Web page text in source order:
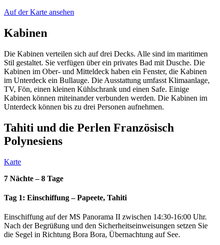
Auf der Karte ansehen
Kabinen
Die Kabinen verteilen sich auf drei Decks. Alle sind im maritimen
Stil gestaltet. Sie verfügen über ein privates Bad mit Dusche. Die
Kabinen im Ober- und Mitteldeck haben ein Fenster, die Kabinen
im Unterdeck ein Bullauge. Die Ausstattung umfasst Klimaanlage,
TV, Fön, einen kleinen Kühlschrank und einen Safe. Einige
Kabinen können miteinander verbunden werden. Die Kabinen im
Unterdeck können bis zu drei Personen aufnehmen.
Tahiti und die Perlen Französisch
Polynesiens
Karte
7 Nächte – 8 Tage
Tag 1: Einschiffung – Papeete, Tahiti
Einschiffung auf der MS Panorama II zwischen 14:30-16:00 Uhr.
Nach der Begrüßung und den Sicherheitseinweisungen setzen Sie
die Segel in Richtung Bora Bora, Übernachtung auf See.